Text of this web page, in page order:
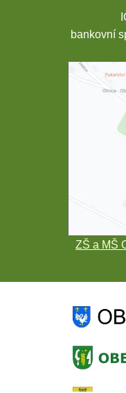
bankovní
ZŠ a MŠ